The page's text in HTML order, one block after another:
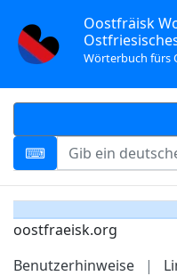
Oostfräisk
Wörterbuch fürs
oostfraeisk.org
Benutzerhinweise
|